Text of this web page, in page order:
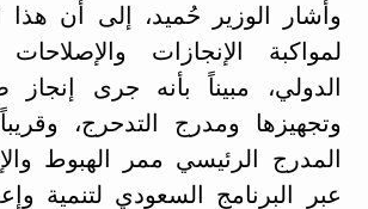
وأشار الوزير حُميد، إلى أن هذا
لمواكبة الإنجازات
الدولي، مبيناً بأنه جرى إنجاز
وتجهيزها ومدرج التدحرج،
المدرج الرئيسي ممر الهبوط
عبر البرنامج السعودي لتنمية